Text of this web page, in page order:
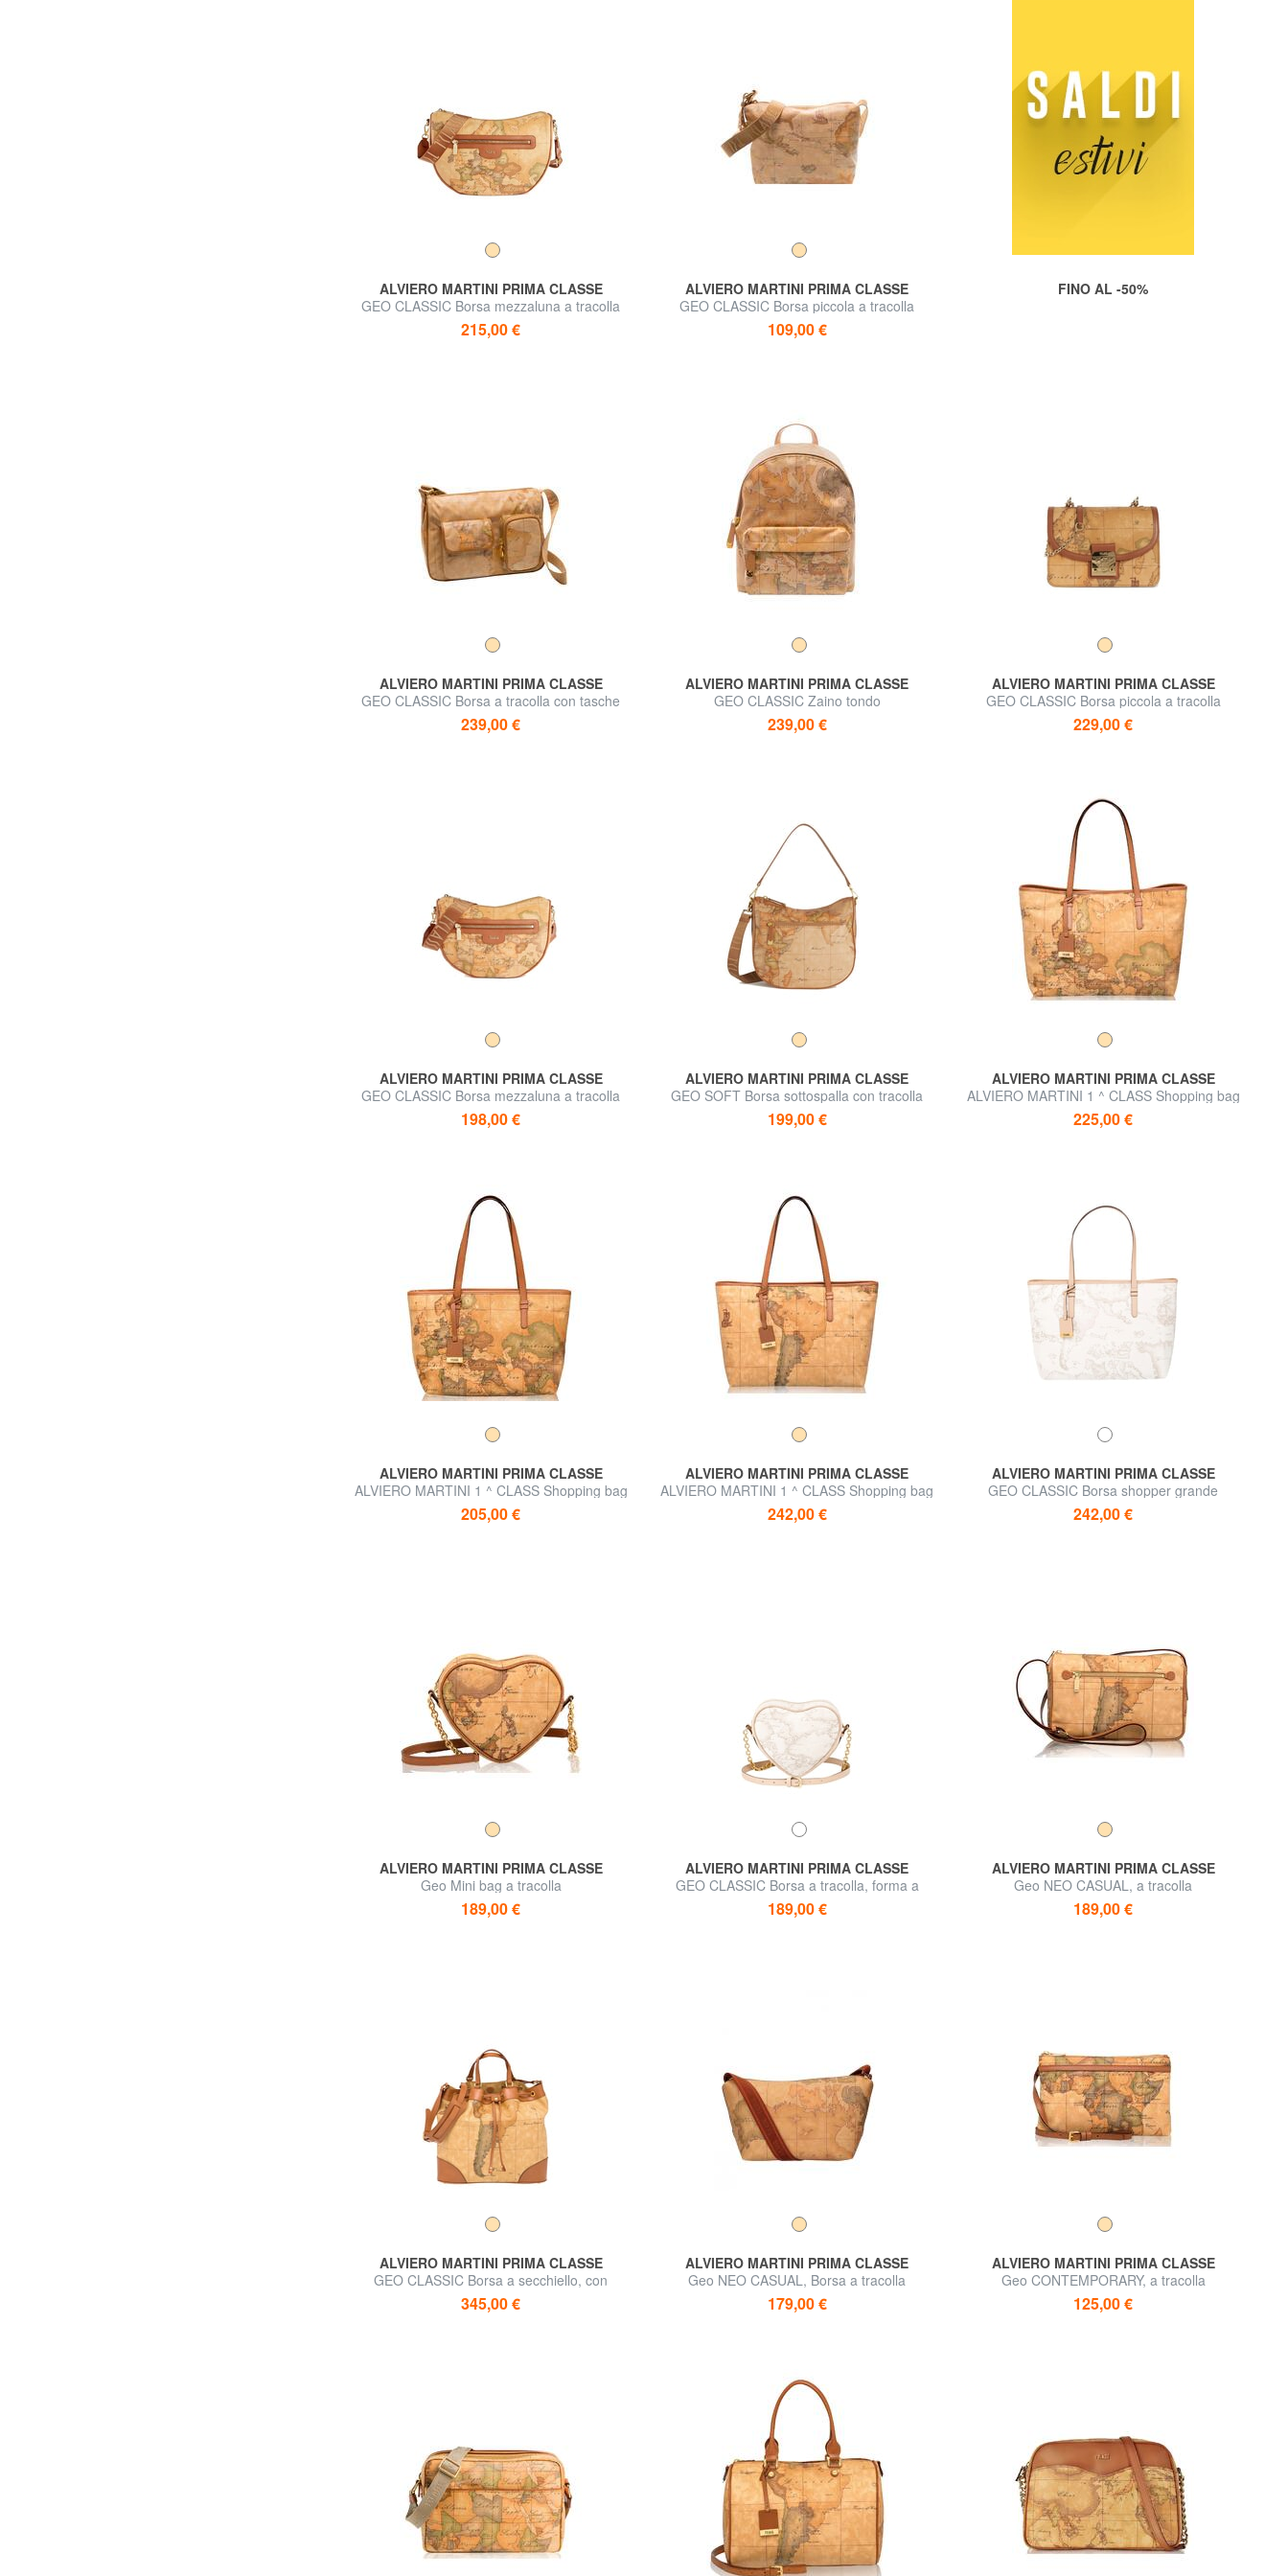
ALVIERO MARTINI PRIMA CLASSE
GEO CLASSIC Borsa mezzaluna a tracolla
215,00 €
ALVIERO MARTINI PRIMA CLASSE
GEO CLASSIC Borsa piccola a tracolla
109,00 €
FINO AL -50%
ALVIERO MARTINI PRIMA CLASSE
GEO CLASSIC Borsa a tracolla con tasche
239,00 €
ALVIERO MARTINI PRIMA CLASSE
GEO CLASSIC Zaino tondo
239,00 €
ALVIERO MARTINI PRIMA CLASSE
GEO CLASSIC Borsa piccola a tracolla
229,00 €
ALVIERO MARTINI PRIMA CLASSE
GEO CLASSIC Borsa mezzaluna a tracolla
198,00 €
ALVIERO MARTINI PRIMA CLASSE
GEO SOFT Borsa sottospalla con tracolla
199,00 €
ALVIERO MARTINI PRIMA CLASSE
ALVIERO MARTINI 1 ^ CLASS Shopping bag
grande, a spalla
225,00 €
ALVIERO MARTINI PRIMA CLASSE
ALVIERO MARTINI 1 ^ CLASS Shopping bag
media, a spalla
205,00 €
ALVIERO MARTINI PRIMA CLASSE
ALVIERO MARTINI 1 ^ CLASS Shopping bag
large, a spalla
242,00 €
ALVIERO MARTINI PRIMA CLASSE
GEO CLASSIC Borsa shopper grande
242,00 €
ALVIERO MARTINI PRIMA CLASSE
Geo Mini bag a tracolla
189,00 €
ALVIERO MARTINI PRIMA CLASSE
GEO CLASSIC Borsa a tracolla, forma a
cuore
189,00 €
ALVIERO MARTINI PRIMA CLASSE
Geo NEO CASUAL, a tracolla
189,00 €
ALVIERO MARTINI PRIMA CLASSE
GEO CLASSIC Borsa a secchiello, con
tracolla
345,00 €
ALVIERO MARTINI PRIMA CLASSE
Geo NEO CASUAL, Borsa a tracolla
179,00 €
ALVIERO MARTINI PRIMA CLASSE
Geo CONTEMPORARY, a tracolla
125,00 €